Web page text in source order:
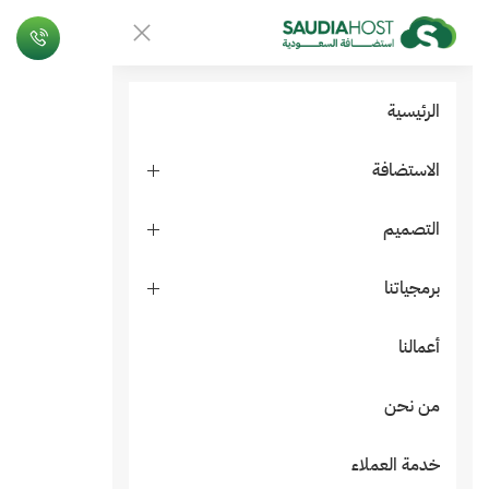
الرئيسية
الاستضافة
التصميم
برمجياتنا
أعمالنا
من نحن
خدمة العملاء